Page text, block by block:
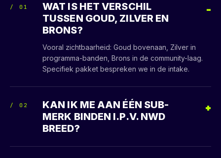
/ 01
WAT IS HET VERSCHIL
TUSSEN GOUD, ZILVER EN
BRONS?
Vooral zichtbaarheid: Goud bovenaan, Zilver in
programma-banden, Brons in de community-laag.
Specifiek pakket bespreken we in de intake.
/ 02
KAN IK ME AAN ÉÉN SUB-
MERK BINDEN I.P.V. NWD
BREED?